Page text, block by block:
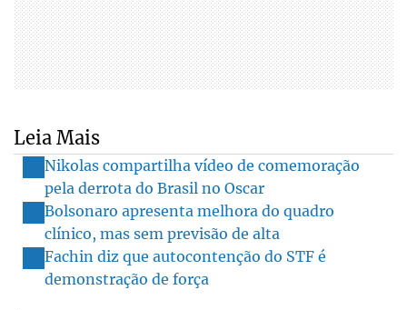
Leia Mais
Nikolas compartilha vídeo de comemoração
pela derrota do Brasil no Oscar
Bolsonaro apresenta melhora do quadro
clínico, mas sem previsão de alta
Fachin diz que autocontenção do STF é
demonstração de força